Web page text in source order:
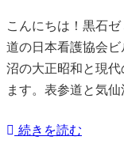
こんにちは！黒石
道の日本看護協会
沼の大正昭和と現
ます。表参道と気
続きを読む